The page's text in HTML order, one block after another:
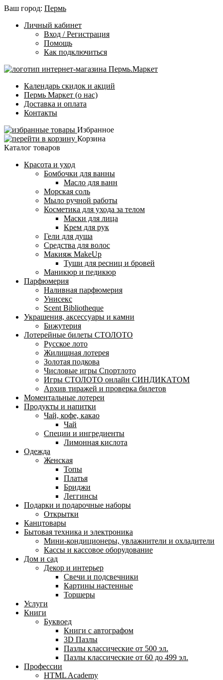
Ваш город: Пермь
Личный кабинет
Вход / Регистрация
Помощь
Как подключиться
Календарь скидок и акций
Пермь Маркет (о нас)
Доставка и оплата
Контакты
Избранное
Корзина
Каталог товаров
Красота и уход
Бомбочки для ванны
Масло для ванн
Морская соль
Мыло ручной работы
Косметика для ухода за телом
Маски для лица
Крем для рук
Гели для душа
Средства для волос
Макияж MakeUp
Туши для ресниц и бровей
Маникюр и педикюр
Парфюмерия
Наливная парфюмерия
Унисекс
Scent Bibliotheque
Украшения, аксессуары и камни
Бижутерия
Лотерейные билеты СТОЛОТО
Русское лото
Жилищная лотерея
Золотая подкова
Числовые игры Спортлото
Игры СТОЛОТО онлайн СИНДИКАТОМ
Архив тиражей и проверка билетов
Моментальные лотереи
Продукты и напитки
Чай, кофе, какао
Чай
Специи и ингредиенты
Лимонная кислота
Одежда
Женская
Топы
Платья
Бриджи
Леггинсы
Подарки и подарочные наборы
Открытки
Канцтовары
Бытовая техника и электроника
Мини-кондиционеры, увлажнители и охладители
Кассы и кассовое оборудование
Дом и сад
Декор и интерьер
Свечи и подсвечники
Картины настенные
Торшеры
Услуги
Книги
Буквоед
Книги с автографом
3D Пазлы
Пазлы классические от 500 эл.
Пазлы классические от 60 до 499 эл.
Профессии
HTML Academy